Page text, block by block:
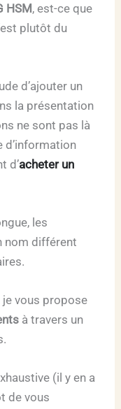
HSM, est-ce que
plutôt du
d’ajouter un
la présentation
ne sont pas là
d’information
d’acheter un
les
nom différent
je vous propose
à travers un
(il y en a
de vous